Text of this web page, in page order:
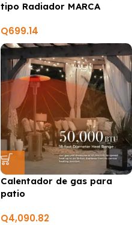
tipo Radiador MARCA
Q699.14
Calentador de gas para
patio
Q4,090.82